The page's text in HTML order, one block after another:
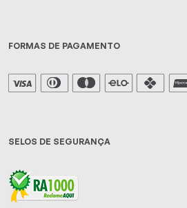
FORMAS DE PAGAMENTO
SELOS DE SEGURANÇA